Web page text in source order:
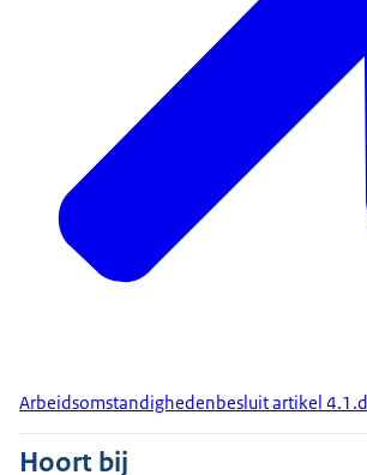
Arbeidsomstandighedenbesluit artikel 4.1.d
Hoort bij